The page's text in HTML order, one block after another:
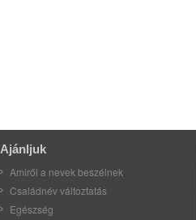
Ajánljuk
Amiről a nevek beszélnek
Családnév változtatás
Egészség